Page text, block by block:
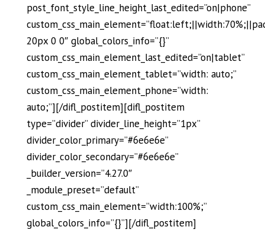
post_font_style_line_height_last_edited=”on|phone”
20px 0 0″ global_colors_info=”{}”
custom_css_main_element_last_edited=”on|tablet”
custom_css_main_element_tablet=”width: auto;”
custom_css_main_element_phone=”width:
auto;”][/difl_postitem][difl_postitem
type=”divider” divider_line_height=”1px”
divider_color_primary=”#6e6e6e”
divider_color_secondary=”#6e6e6e”
_builder_version=”4.27.0″
_module_preset=”default”
custom_css_main_element=”width:100%;”
global_colors_info=”{}”][/difl_postitem]